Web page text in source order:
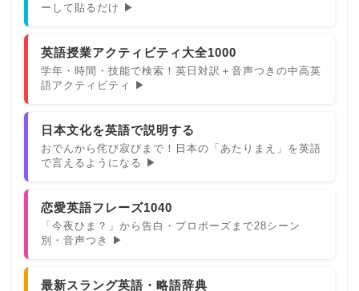
ーして貼るだけ ▶
英語授業アクティビティ大全1000
学年・時間・技能で検索！英日対訳＋音声つきの中高英
語アクティビティ ▶
日本文化を英語で説明する
おでんから侘び寂びまで！日本の「あたりまえ」を英語
で言えるようになる ▶
恋愛英語フレーズ1040
「今夜ひま？」から告白・プロポーズまで28シーン
別・音声つき ▶
最新スラング英語・略語辞典